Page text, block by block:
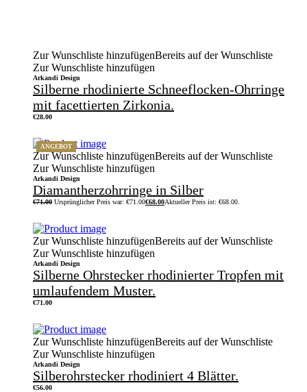
Zur Wunschliste hinzufügenBereits auf der Wunschliste
Zur Wunschliste hinzufügen
Arkandi Design
Silberne rhodinierte Schneeflocken-Ohrringe
mit facettierten Zirkonia.
€28.00
ANGEBOT
Zur Wunschliste hinzufügenBereits auf der Wunschliste
Zur Wunschliste hinzufügen
Arkandi Design
Diamantherzohrringe in Silber
€71.00 Ursprünglicher Preis war: €71.00€68.00Aktueller Preis ist: €68.00.
Zur Wunschliste hinzufügenBereits auf der Wunschliste
Zur Wunschliste hinzufügen
Arkandi Design
Silberne Ohrstecker rhodinierter Tropfen mit
umlaufendem Muster.
€71.00
Zur Wunschliste hinzufügenBereits auf der Wunschliste
Zur Wunschliste hinzufügen
Arkandi Design
Silberohrstecker rhodiniert 4 Blätter.
€56.00